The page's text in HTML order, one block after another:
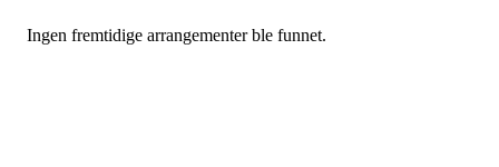
Ingen fremtidige arrangementer ble funnet.